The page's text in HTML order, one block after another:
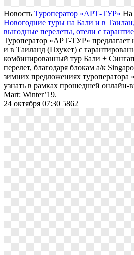
Новость Туроператор «АРТ-ТУР» На
Новогодние туры на Бали и в
выгодные перелеты, отели с
Туроператор «АРТ-ТУР» предлагает
и в Таиланд (Пхукет) с
комбинированный тур Бали +
перелет, благодаря блокам а/к
зимних предложениях
узнать в рамках прошедшей онлайн-
Mart: Winter’19.
24 октября 07:30 5862